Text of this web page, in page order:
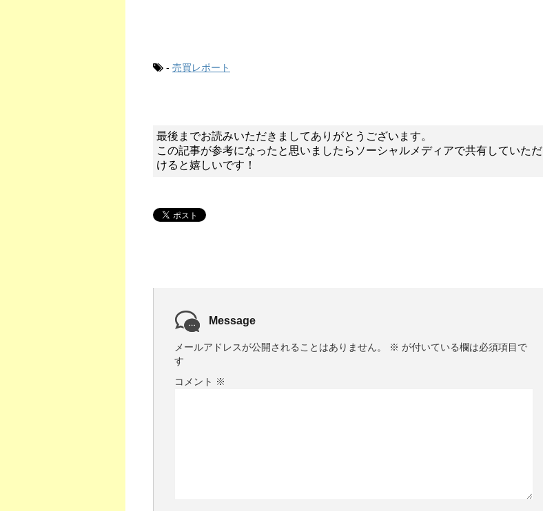
- 売買レポート
最後までお読みいただきましてありがとうございます。
この記事が参考になったと思いましたらソーシャルメディアで共有していただ
けると嬉しいです！
Message
メールアドレスが公開されることはありません。 ※ が付いている欄は必須項目で
す
コメント ※